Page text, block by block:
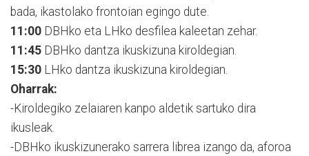
bada, ikastolako frontoian egingo dute.
11:00 DBHko eta LHko desfilea kaleetan zehar.
11:45 DBHko dantza ikuskizuna kiroldegian.
15:30 LHko dantza ikuskizuna kiroldegian.
Oharrak:
-Kiroldegiko zelaiaren kanpo aldetik sartuko dira
ikusleak.
-DBHko ikuskizunerako sarrera librea izango da, aforoa